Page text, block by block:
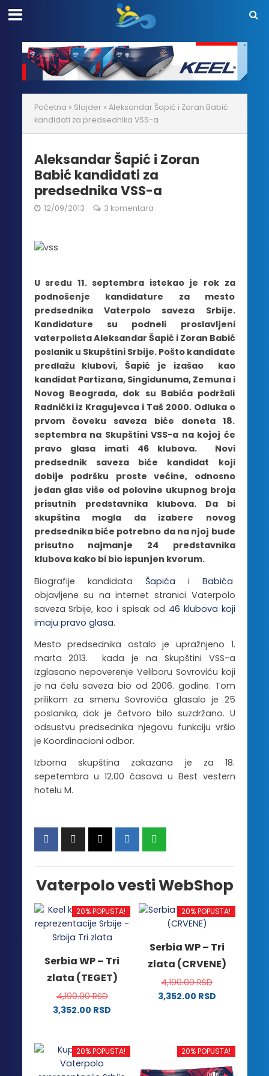
Početna » Slajder » Aleksandar Šapić i Zoran Babić
kandidati za predsednika VSS-a
Aleksandar Šapić i Zoran
Babić kandidati za
predsednika VSS-a
12/09/2013 3 komentara
U sredu 11. septembra istekao je rok za
podnošenje kandidature za mesto
predsednika Vaterpolo saveza Srbije.
Kandidature su podneli proslavljeni
vaterpolista Aleksandar Šapić i Zoran Babić
poslanik u Skupštini Srbije. Pošto kandidate
predlažu klubovi, Šapić je izašao kao
kandidat Partizana, Singidunuma, Zemuna i
Novog Beograda, dok su Babića podržali
Radnički iz Kragujevca i Taš 2000. Odluka o
prvom čoveku saveza biće doneta 18.
septembra na Skupštini VSS-a na kojoj će
pravo glasa imati 46 klubova. Novi
predsednik saveza biće kandidat koji
dobije podršku proste većine, odnosno
jedan glas više od polovine ukupnog broja
prisutnih predstavnika klubova. Da bi
skupština mogla da izabere novog
predsednika biće potrebno da na njoj bude
prisutno najmanje 24 predstavnika
klubova kako bi bio ispunjen kvorum.
Biografije kandidata Šapića i Babića
objavljene su na internet stranici Vaterpolo
saveza Srbije, kao i spisak od 46 klubova koji
imaju pravo glasa.
Mesto predsednika ostalo je upražnjeno 1.
marta 2013. kada je na Skupštini VSS-a
izglasano nepoverenje Veliboru Sovroviću koji
je na čelu saveza bio od 2006. godine. Tom
prilikom za smenu Sovrovića glasalo je 25
poslanika, dok je četvoro bilo suzdržano. U
odsustvu predsednika njegovu funkciju vršio
je Koordinacioni odbor.
Izborna skupština zakazana je za 18.
sepetembra u 12.00 časova u Best vestern
hotelu M.
Vaterpolo vesti WebShop
20% POPUSTA!
Serbia WP – Tri
zlata (TEGET)
4,190.00RSD
3,352.00 RSD
ima
više
20% POPUSTA!
Serbia WP – Tri
zlata (CRVENE)
4,190.00RSD
3,352.00 RSD
više
varijanti.
20% POPUSTA! 20% POPUSTA!